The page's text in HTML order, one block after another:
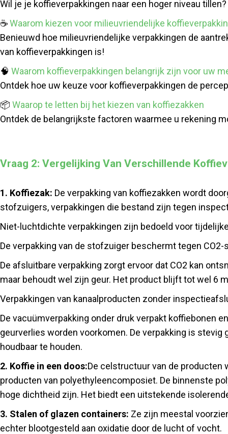
Wil je je koffieverpakkingen naar een hoger niveau
☕Waarom kiezen voor milieuvriendelijke
Benieuwd hoe milieuvriendelijke verpakkingen de
van koffieverpakkingen is!
🧠 Waarom koffieverpakkingen belangrijk zijn voor uw
Ontdek hoe uw keuze voor koffieverpakkingen de
📦 Waarop te letten bij het kiezen van koffiezakken
Ontdek de belangrijkste factoren waarmee u rekening
Vraag 2: Vergelijking Van Verschillende
1. Koffiezak: De verpakking van koffiezakken wordt
stofzuigers, verpakkingen die bestand zijn tegen
Niet-luchtdichte verpakkingen zijn bedoeld voor
De verpakking van de stofzuiger beschermt tegen
De afsluitbare verpakking zorgt ervoor dat CO2 kan
maar behoudt wel zijn geur. Het product blijft tot wel 6
Verpakkingen van kanaalproducten zonder
De vacuümverpakking onder druk verpakt koffiebonen
geurverlies worden voorkomen. De verpakking is
houdbaar te houden.
2. Koffie in een doos:De celstructuur van de
producten van polyethyleencomposiet. De binnenste
hoge dichtheid zijn. Het biedt een uitstekende
3. Stalen of glazen containers: Ze zijn meestal
echter blootgesteld aan oxidatie door de lucht of vocht.